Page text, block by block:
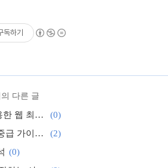
독하기
다른 글
[Book] 머신러닝을 활용한 웹 최적화
(0)
[Book] 캐글러를 위한 중급 가이드 - "데이터가 뛰어노는 AI 놀이터, 캐글"
(2)
(0)